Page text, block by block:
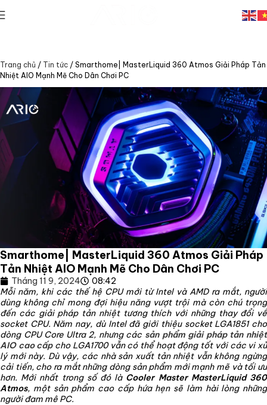
Trang chủ / Tin tức / Smarthome| MasterLiquid 360 Atmos Giải Pháp Tản
Nhiệt AIO Mạnh Mẽ Cho Dân Chơi PC
Smarthome| MasterLiquid 360 Atmos Giải Pháp
Tản Nhiệt AIO Mạnh Mẽ Cho Dân Chơi PC
Tháng 11 9, 2024
08:42
Mỗi năm, khi các thế hệ CPU mới từ Intel và AMD ra mắt, người
dùng không chỉ mong đợi hiệu năng vượt trội mà còn chú trọng
đến các giải pháp tản nhiệt tương thích với những thay đổi về
socket CPU. Năm nay, dù Intel đã giới thiệu socket LGA1851 cho
dòng CPU Core Ultra 2, nhưng các sản phẩm giải pháp tản nhiệt
AIO cao cấp cho LGA1700 vẫn có thể hoạt động tốt với các vi xử
lý mới này. Dù vậy, các nhà sản xuất tản nhiệt vẫn không ngừng
cải tiến, cho ra mắt những dòng sản phẩm mới mạnh mẽ và tối ưu
hơn. Mới nhất trong số đó là Cooler Master MasterLiquid 360
Atmos, một sản phẩm cao cấp hứa hẹn sẽ làm hài lòng những
người đam mê PC.